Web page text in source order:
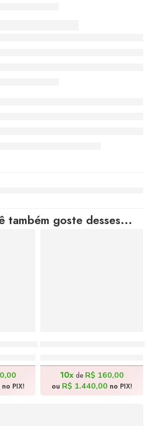
também goste desses...
no PIX!
10xde R$ 160,00
ou R$ 1.440,00 no PIX!